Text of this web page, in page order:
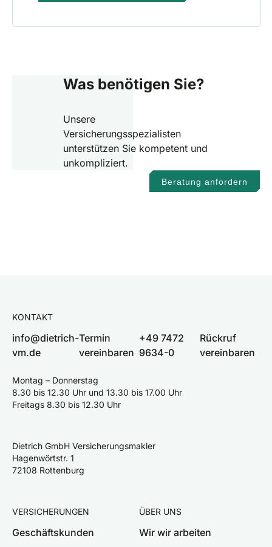
Was benötigen Sie?
Unsere
Versicherungsspezialisten
unterstützen Sie kompetent und
unkompliziert.
Beratung anfordern
KONTAKT
info@dietrich-
vm.de
Termin
vereinbaren
+49 7472
9634-0
Rückruf
vereinbaren
Montag – Donnerstag
8.30 bis 12.30 Uhr und 13.30 bis 17.00 Uhr
Freitags 8.30 bis 12.30 Uhr
Dietrich GmbH Versicherungsmakler
Hagenwörtstr. 1
72108 Rottenburg
VERSICHERUNGEN
Geschäftskunden
ÜBER UNS
Wir wir arbeiten